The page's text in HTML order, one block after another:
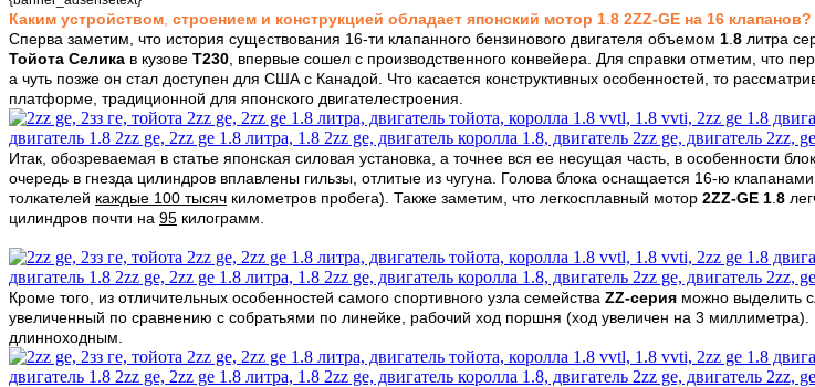
Каким устройством строением и конструкцией обладает японский мотор 1 8 2ZZ-GE на 16 клапанов?
Сперва заметим, что история существования 16-ти клапанного бензинового двигателя объемом 1 8 литра
Тойота Селика в кузове Т230 , впервые сошел с производственного конвейера. Для справки отметим, что
а чуть позже он стал доступен для США с Канадой. Что касается конструктивных особенностей, то
платформе, традиционной для японского двигателестроения.
Итак, обозреваемая в статье японская силовая установка, а точнее вся ее несущая часть, в особенности
очередь в гнезда цилиндров вплавлены гильзы, отлитые из чугуна. Голова блока оснащается 16-ю
толкателей каждые 100 тысяч километров пробега). Также заметим, что легкосплавный мотор 2ZZ-GE 1 8
цилиндров почти на 95 килограмм.
Кроме того, из отличительных особенностей самого спортивного узла семейства ZZ-серия можно выделить
увеличенный по сравнению с собратьями по линейке, рабочий ход поршня (ход увеличен на 3
длинноходным.